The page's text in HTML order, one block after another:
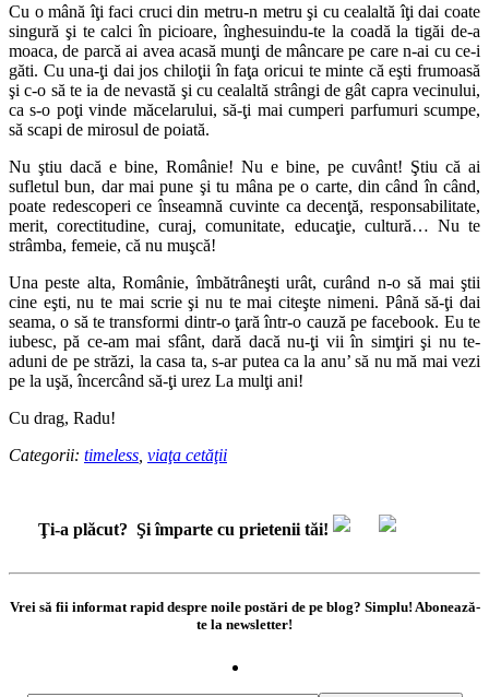
Cu o mână îţi faci cruci din metru-n metru şi cu cealaltă îţi dai coate
singură şi te calci în picioare, înghesuindu-te la coadă la tigăi de-a
moaca, de parcă ai avea acasă munţi de mâncare pe care n-ai cu ce-i
găti. Cu una-ţi dai jos chiloţii în faţa oricui te minte că eşti frumoasă
şi c-o să te ia de nevastă şi cu cealaltă strângi de gât capra vecinului,
ca s-o poţi vinde măcelarului, să-ţi mai cumperi parfumuri scumpe,
să scapi de mirosul de poiată.
Nu ştiu dacă e bine, Românie! Nu e bine, pe cuvânt! Ştiu că ai
sufletul bun, dar mai pune şi tu mâna pe o carte, din când în când,
poate redescoperi ce înseamnă cuvinte ca decenţă, responsabilitate,
merit, corectitudine, curaj, comunitate, educaţie, cultură… Nu te
strâmba, femeie, că nu muşcă!
Una peste alta, Românie, îmbătrâneşti urât, curând n-o să mai ştii
cine eşti, nu te mai scrie şi nu te mai citeşte nimeni. Până să-ţi dai
seama, o să te transformi dintr-o ţară într-o cauză pe facebook. Eu te
iubesc, pă ce-am mai sfânt, dară dacă nu-ţi vii în simţiri şi nu te-
aduni de pe străzi, la casa ta, s-ar putea ca la anu’ să nu mă mai vezi
pe la uşă, încercând să-ţi urez La mulţi ani!
Cu drag, Radu!
Categorii: timeless viaţa cetăţii
Ţi-a plăcut? Şi împarte cu prietenii tăi!
Vrei să fii informat rapid despre noile postări de pe blog? Simplu! Abonează-
te la newsletter!